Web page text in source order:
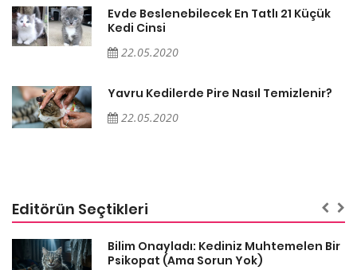
Evde Beslenebilecek En Tatlı 21 Küçük
Kedi Cinsi
22.05.2020
Yavru Kedilerde Pire Nasıl Temizlenir?
22.05.2020
Editörün Seçtikleri
Bilim Onayladı: Kediniz Muhtemelen Bir
Psikopat (Ama Sorun Yok)